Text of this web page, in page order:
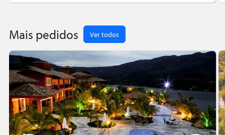
Mais pedidos Ver todos